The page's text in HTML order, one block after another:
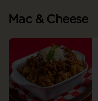
Mac & Cheese